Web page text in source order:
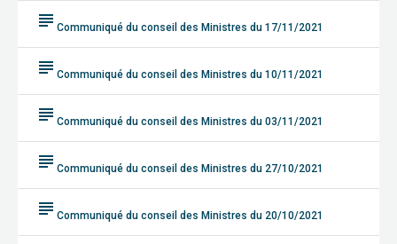
subject Communiqué du conseil des Ministres du 17/11/2021
subject Communiqué du conseil des Ministres du 10/11/2021
subject Communiqué du conseil des Ministres du 03/11/2021
subject Communiqué du conseil des Ministres du 27/10/2021
subject Communiqué du conseil des Ministres du 20/10/2021